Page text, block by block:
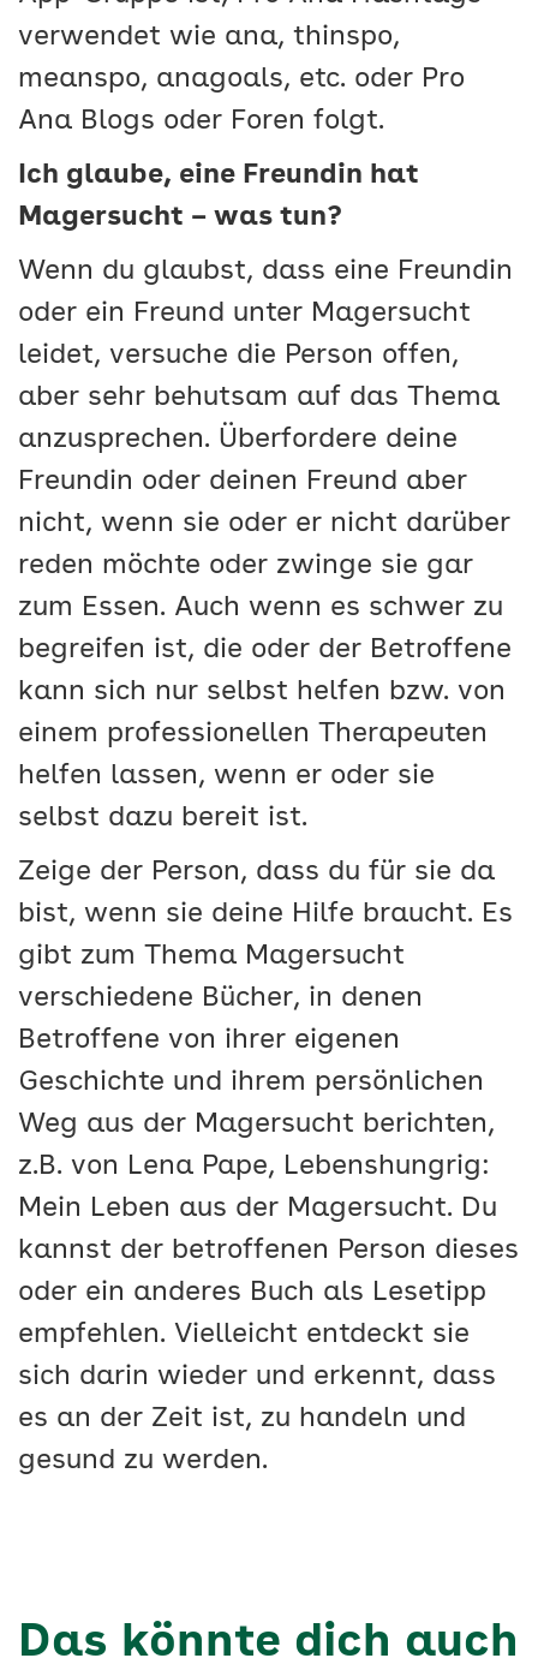
verwendet wie ana, thinspo,
meanspo, anagoals, etc. oder Pro
Ana Blogs oder Foren folgt.
Ich glaube, eine Freundin hat
Magersucht – was tun?
Wenn du glaubst, dass eine Freundin
oder ein Freund unter Magersucht
leidet, versuche die Person offen,
aber sehr behutsam auf das Thema
anzusprechen. Überfordere deine
Freundin oder deinen Freund aber
nicht, wenn sie oder er nicht darüber
reden möchte oder zwinge sie gar
zum Essen. Auch wenn es schwer zu
begreifen ist, die oder der Betroffene
kann sich nur selbst helfen bzw. von
einem professionellen Therapeuten
helfen lassen, wenn er oder sie
selbst dazu bereit ist.
Zeige der Person, dass du für sie da
bist, wenn sie deine Hilfe braucht. Es
gibt zum Thema Magersucht
verschiedene Bücher, in denen
Betroffene von ihrer eigenen
Geschichte und ihrem persönlichen
Weg aus der Magersucht berichten,
z.B. von Lena Pape, Lebenshungrig:
Mein Leben aus der Magersucht. Du
kannst der betroffenen Person dieses
oder ein anderes Buch als Lesetipp
empfehlen. Vielleicht entdeckt sie
sich darin wieder und erkennt, dass
es an der Zeit ist, zu handeln und
gesund zu werden.
Das könnte dich auch